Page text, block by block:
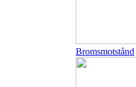
Bromsmotstånd